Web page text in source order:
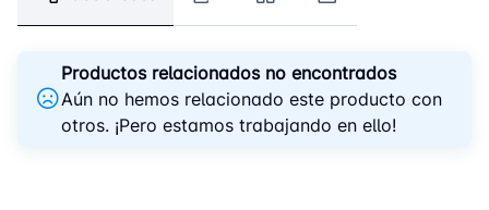
Productos relacionados no encontrados
Aún no hemos relacionado este producto con
otros. ¡Pero estamos trabajando en ello!